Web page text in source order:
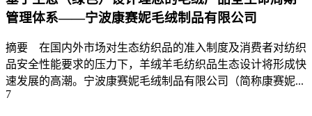
管理体系——宁波康赛妮毛绒制品有限公司
摘要 在国内外市场对生态纺织品的准入制度及消费者对纺织
品安全性能要求的压力下，羊绒羊毛纺织品生态设计将形成快
速发展的高潮。宁波康赛妮毛绒制品有限公司（简称康赛妮...
7